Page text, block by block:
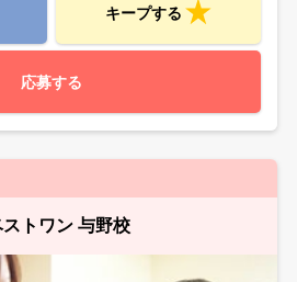
キープする
応募する
トワン 与野校